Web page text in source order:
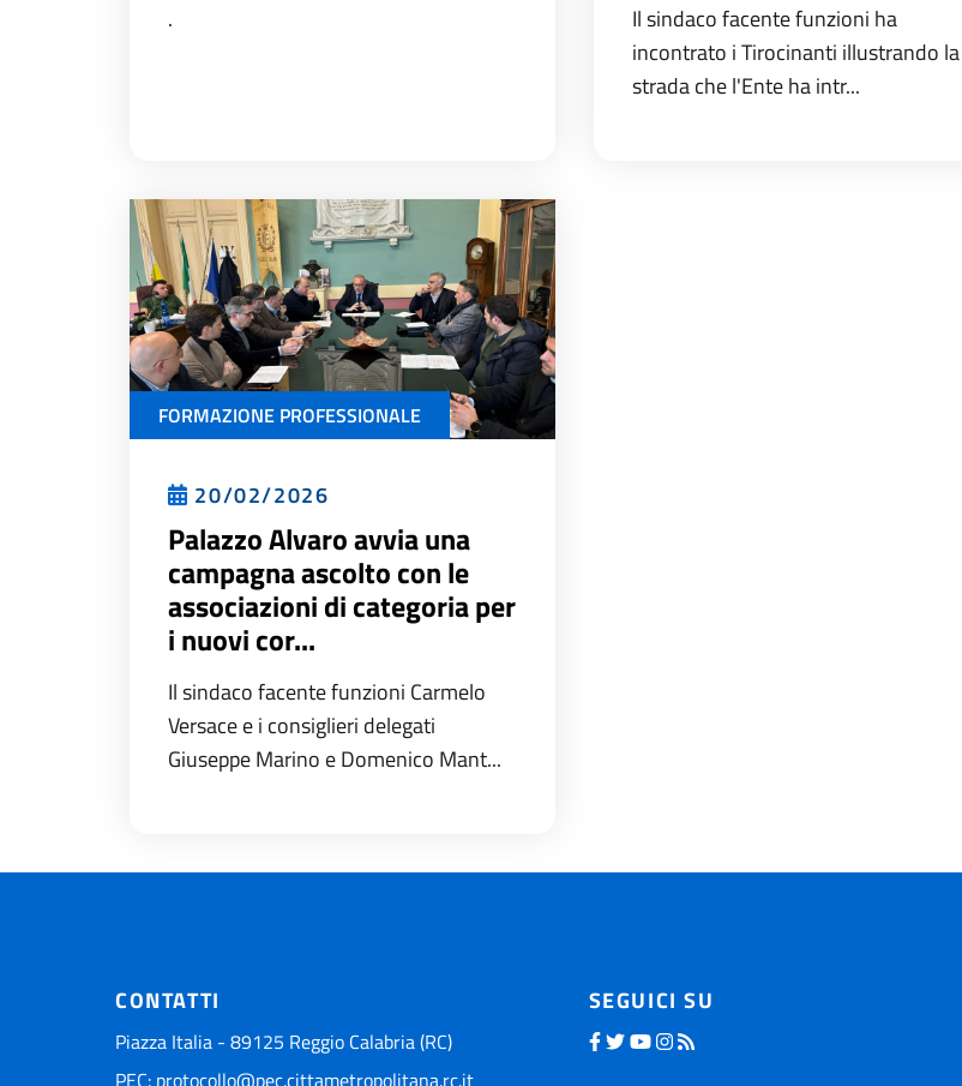
.
Il sindaco facente funzioni ha
incontrato i Tirocinanti illustrando la
strada che l'Ente ha intr...
FORMAZIONE PROFESSIONALE
20/02/2026
Palazzo Alvaro avvia una
campagna ascolto con le
associazioni di categoria per
i nuovi cor...
Il sindaco facente funzioni Carmelo
Versace e i consiglieri delegati
Giuseppe Marino e Domenico Mant...
CONTATTI
Piazza Italia - 89125 Reggio Calabria (RC)
PEC: protocollo@pec.cittametropolitana.rc.it
SEGUICI SU